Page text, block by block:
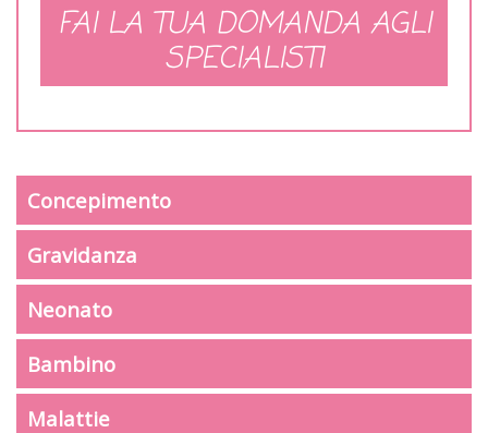
FAI LA TUA DOMANDA AGLI
SPECIALISTI
Concepimento
Gravidanza
Neonato
Bambino
Malattie